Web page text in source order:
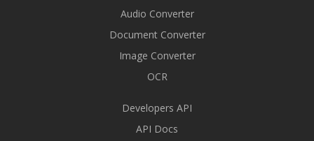
Audio Converter
Document Converter
Image Converter
OCR
Developers API
API Docs